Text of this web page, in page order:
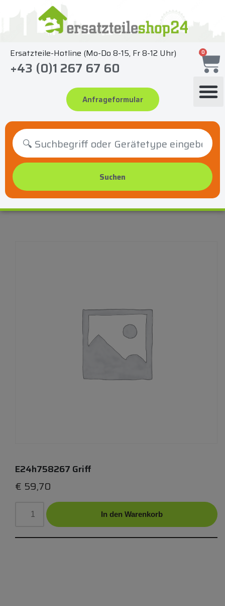
springen
Ersatzteile-Hotline (Mo-Do 8-15, Fr 8-12 Uhr)
+43 (0)1 267 67 60
Anfrageformular
0
E24h758267 Griff
€ 59,70
In den Warenkorb